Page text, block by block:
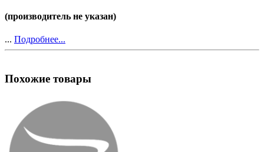
(производитель не указан)
... Подробнее...
Похожие товары